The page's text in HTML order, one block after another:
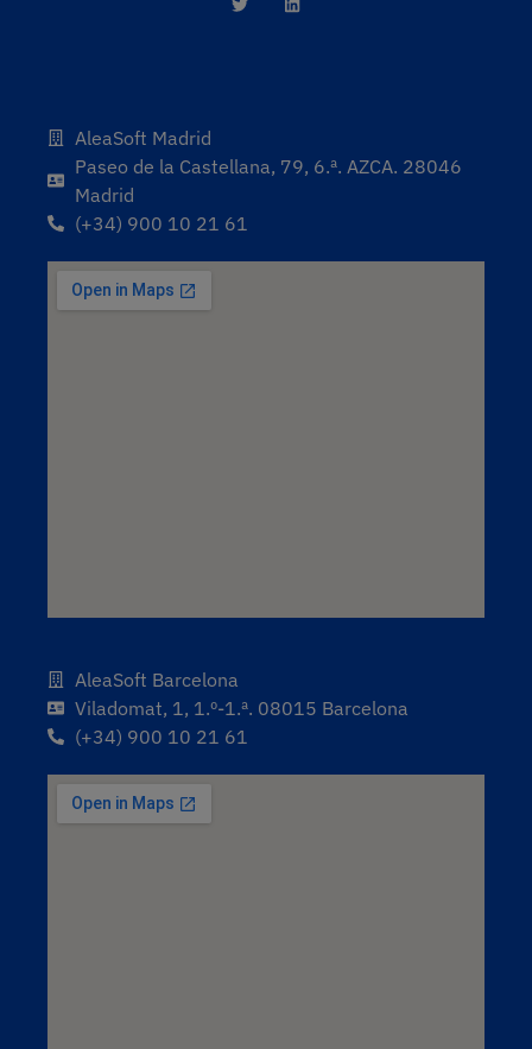
AleaSoft Madrid
Paseo de la Castellana, 79, 6.ª. AZCA. 28046
Madrid
(+34) 900 10 21 61
AleaSoft Barcelona
Viladomat, 1, 1.º-1.ª. 08015 Barcelona
(+34) 900 10 21 61